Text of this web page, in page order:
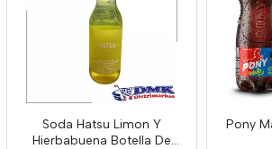
Soda Hatsu Limon Y
Hierbabuena Botella De
Pony